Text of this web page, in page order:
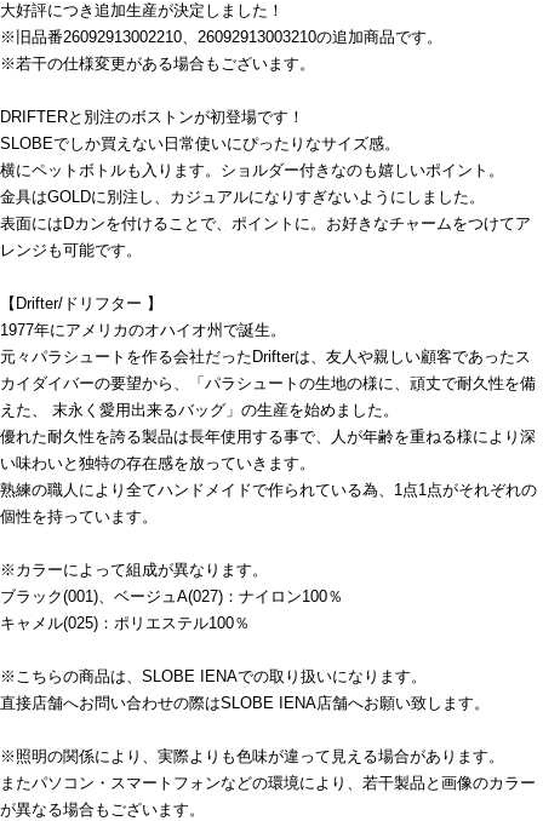
大好評につき追加生産が決定しました！
※旧品番26092913002210、26092913003210の追加商品です。
※若干の仕様変更がある場合もございます。
DRIFTERと別注のボストンが初登場です！
SLOBEでしか買えない日常使いにぴったりなサイズ感。
横にペットボトルも入ります。ショルダー付きなのも嬉しいポイント。
金具はGOLDに別注し、カジュアルになりすぎないようにしました。
表面にはDカンを付けることで、ポイントに。お好きなチャームをつけてア
レンジも可能です。
【Drifter/ドリフター 】
1977年にアメリカのオハイオ州で誕生。
元々パラシュートを作る会社だったDrifterは、友人や親しい顧客であったス
カイダイバーの要望から、「パラシュートの生地の様に、頑丈で耐久性を備
えた、 末永く愛用出来るバッグ」の生産を始めました。
優れた耐久性を誇る製品は長年使用する事で、人が年齢を重ねる様により深
い味わいと独特の存在感を放っていきます。
熟練の職人により全てハンドメイドで作られている為、1点1点がそれぞれの
個性を持っています。
※カラーによって組成が異なります。
ブラック(001)、ベージュA(027)：ナイロン100％
キャメル(025)：ポリエステル100％
※こちらの商品は、SLOBE IENAでの取り扱いになります。
直接店舗へお問い合わせの際はSLOBE IENA店舗へお願い致します。
※照明の関係により、実際よりも色味が違って見える場合があります。
またパソコン・スマートフォンなどの環境により、若干製品と画像のカラー
が異なる場合もございます。